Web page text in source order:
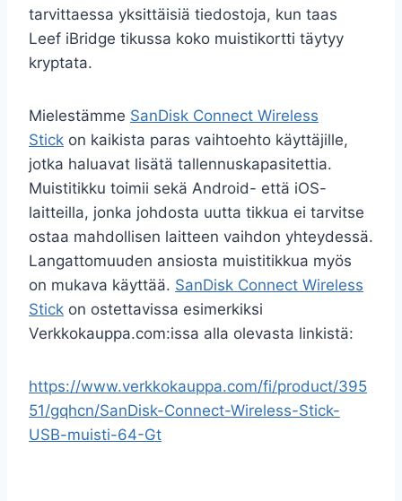
tarvittaessa yksittäisiä tiedostoja, kun taas
Leef iBridge tikussa koko muistikortti täytyy
kryptata.
Mielestämme SanDisk Connect Wireless
Stick on kaikista paras vaihtoehto käyttäjille,
jotka haluavat lisätä tallennuskapasitettia.
Muistitikku toimii sekä Android- että iOS-
laitteilla, jonka johdosta uutta tikkua ei tarvitse
ostaa mahdollisen laitteen vaihdon yhteydessä.
Langattomuuden ansiosta muistitikkua myös
on mukava käyttää. SanDisk Connect Wireless
Stick on ostettavissa esimerkiksi
Verkkokauppa.com:issa alla olevasta linkistä:
https://www.verkkokauppa.com/fi/product/395
51/gqhcn/SanDisk-Connect-Wireless-Stick-
USB-muisti-64-Gt